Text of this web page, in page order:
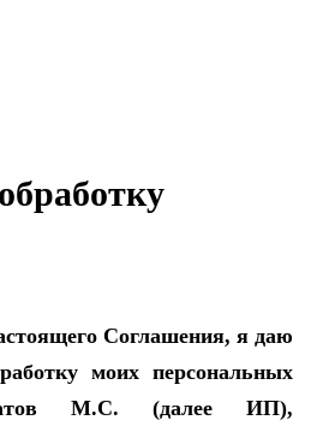
Соглашения, я даю
моих персональных
М.С. (далее ИП),